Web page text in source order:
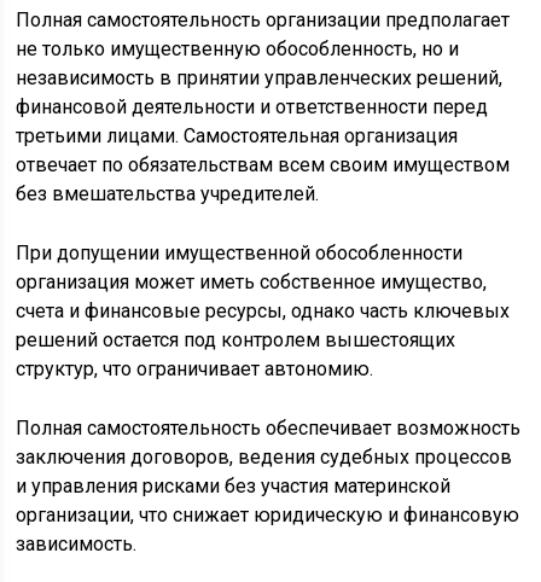
Полная самостоятельность организации предполагает
не только имущественную обособленность, но и
независимость в принятии управленческих решений,
финансовой деятельности и ответственности перед
третьими лицами. Самостоятельная организация
отвечает по обязательствам всем своим имуществом
без вмешательства учредителей.
При допущении имущественной обособленности
организация может иметь собственное имущество,
счета и финансовые ресурсы, однако часть ключевых
решений остается под контролем вышестоящих
структур, что ограничивает автономию.
Полная самостоятельность обеспечивает возможность
заключения договоров, ведения судебных процессов
и управления рисками без участия материнской
организации, что снижает юридическую и финансовую
зависимость.